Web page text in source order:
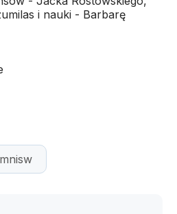
i nauki - Barbarę
mnisw